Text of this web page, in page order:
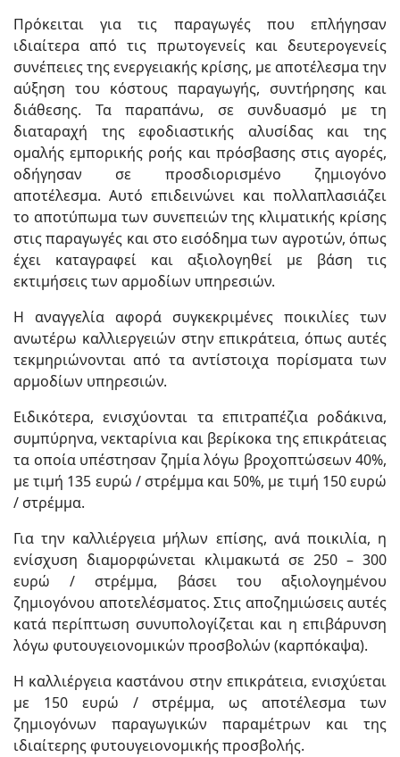
Πρόκειται για τις παραγωγές που επλήγησαν
ιδιαίτερα από τις πρωτογενείς και δευτερογενείς
συνέπειες της ενεργειακής κρίσης, με αποτέλεσμα την
αύξηση του κόστους παραγωγής, συντήρησης και
διάθεσης. Τα παραπάνω, σε συνδυασμό με τη
διαταραχή της εφοδιαστικής αλυσίδας και της
ομαλής εμπορικής ροής και πρόσβασης στις αγορές,
οδήγησαν σε προσδιορισμένο ζημιογόνο
αποτέλεσμα. Αυτό επιδεινώνει και πολλαπλασιάζει
το αποτύπωμα των συνεπειών της κλιματικής κρίσης
στις παραγωγές και στο εισόδημα των αγροτών, όπως
έχει καταγραφεί και αξιολογηθεί με βάση τις
εκτιμήσεις των αρμοδίων υπηρεσιών.
Η αναγγελία αφορά συγκεκριμένες ποικιλίες των
ανωτέρω καλλιεργειών στην επικράτεια, όπως αυτές
τεκμηριώνονται από τα αντίστοιχα πορίσματα των
αρμοδίων υπηρεσιών.
Ειδικότερα, ενισχύονται τα επιτραπέζια ροδάκινα,
συμπύρηνα, νεκταρίνια και βερίκοκα της επικράτειας
τα οποία υπέστησαν ζημία λόγω βροχοπτώσεων 40%,
με τιμή 135 ευρώ / στρέμμα και 50%, με τιμή 150 ευρώ
/ στρέμμα.
Για την καλλιέργεια μήλων επίσης, ανά ποικιλία, η
ενίσχυση διαμορφώνεται κλιμακωτά σε 250 – 300
ευρώ / στρέμμα, βάσει του αξιολογημένου
ζημιογόνου αποτελέσματος. Στις αποζημιώσεις αυτές
κατά περίπτωση συνυπολογίζεται και η επιβάρυνση
λόγω φυτουγειονομικών προσβολών (καρπόκαψα).
Η καλλιέργεια καστάνου στην επικράτεια, ενισχύεται
με 150 ευρώ / στρέμμα, ως αποτέλεσμα των
ζημιογόνων παραγωγικών παραμέτρων και της
ιδιαίτερης φυτουγειονομικής προσβολής.